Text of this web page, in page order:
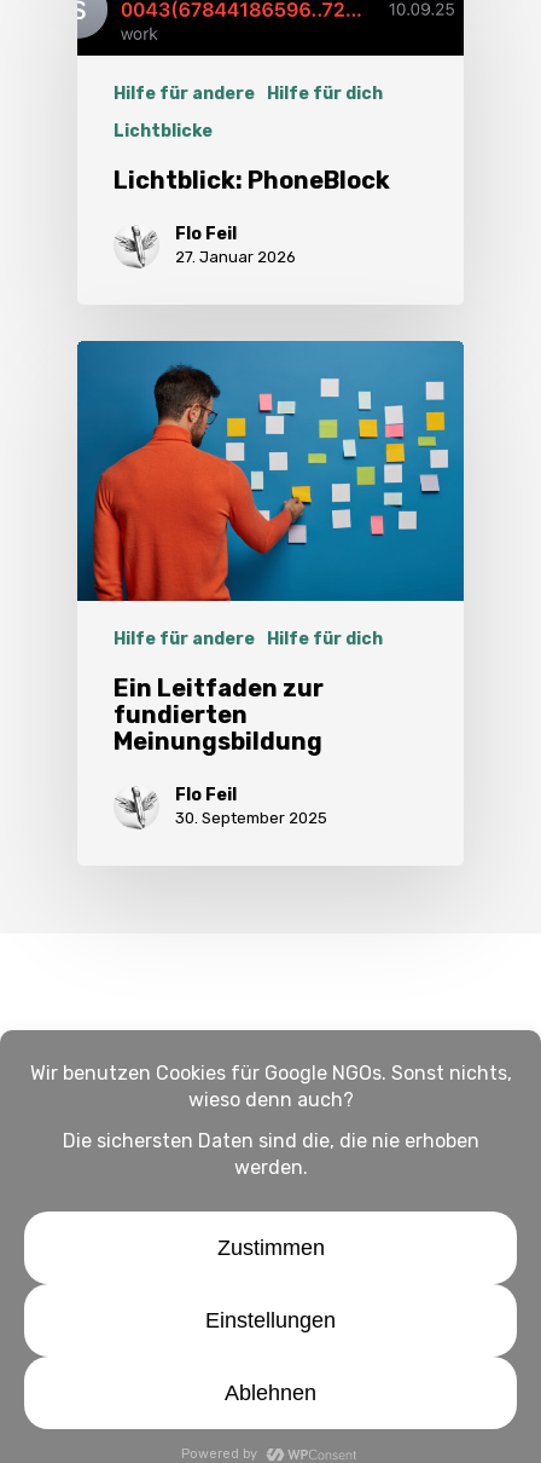
Hilfe für andere
Hilfe für dich
Lichtblicke
Lichtblick: PhoneBlock
Flo Feil
27. Januar 2026
Hilfe für andere Hilfe für dich
Ein Leitfaden zur
fundierten
Meinungsbildung
Flo Feil
30. September 2025
Impressum
instagram